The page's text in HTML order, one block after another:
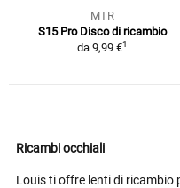
MTR
S15 Pro Disco di ricambio
da 9,99 €1
Ricambi occhiali
Louis ti offre lenti di ricambio